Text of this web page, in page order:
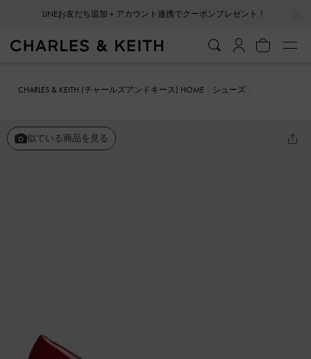
LINEお友だち追加＋アカウント連携でクーポンプレゼント！
会員登録＋ニュースレター登録で10%OFFクーポンプレゼント！
CHARLES & KEITH (チャールズアンドキース) HOME
シューズ
似ている商品を見る